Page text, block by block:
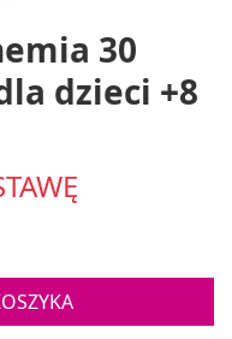
30
dzieci +8